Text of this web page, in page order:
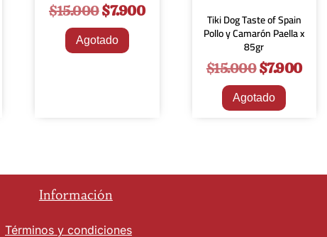
$15.000$7.900
Agotado
Tiki Dog Taste of Spain
Pollo y Camarón Paella x
85gr
$15.000$7.900
Agotado
Información
Términos y condiciones